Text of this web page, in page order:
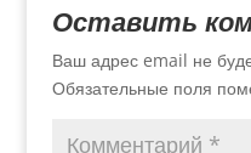
Оставить
Ваш адрес email не
Обязательные поля